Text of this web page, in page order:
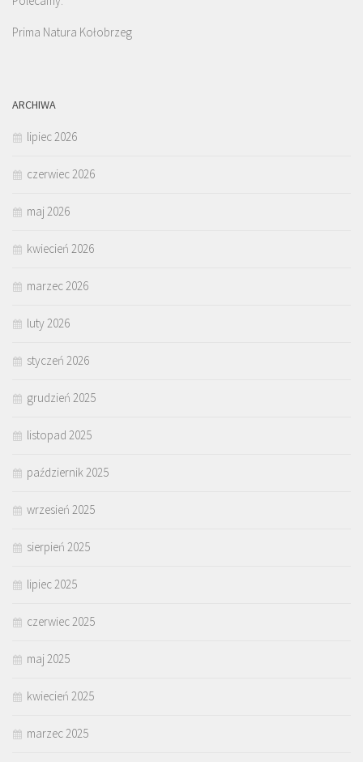
Prima Natura Kołobrzeg
ARCHIWA
lipiec 2026
czerwiec 2026
maj 2026
kwiecień 2026
marzec 2026
luty 2026
styczeń 2026
grudzień 2025
listopad 2025
październik 2025
wrzesień 2025
sierpień 2025
lipiec 2025
czerwiec 2025
maj 2025
kwiecień 2025
marzec 2025